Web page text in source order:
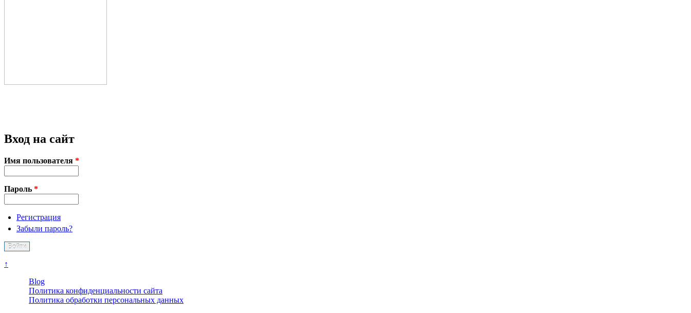
Вход на сайт
Имя пользователя *
Пароль *
Регистрация
Забыли пароль?
↑
Blog
Политика конфиденциальности сайта
Политика обработки персональных данных